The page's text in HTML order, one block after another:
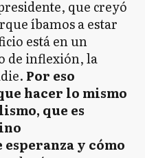
que creyó
íbamos a estar
está en un
de inflexión, la
Por eso
hacer lo mismo
que es
y cómo